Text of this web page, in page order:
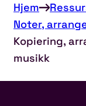
Hjem
Noter,
Kopiering,
musikk